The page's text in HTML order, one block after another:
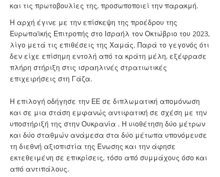
και τις πρωτοβουλίες της, προσωποποιεί την παρακμή.
Η αρχή έγινε με την επίσκεψη της προέδρου της
Ευρωπαϊκής Επιτροπής στο Ισραήλ τον Οκτώβριο του 2023,
λίγο μετά τις επιθέσεις της Χαμάς. Παρά το γεγονός ότι
δεν είχε επίσημη εντολή από τα κράτη μέλη, εξέφρασε
πλήρη στήριξη στις ισραηλινές στρατιωτικές
επιχειρήσεις στη Γάζα.
Η επιλογή οδήγησε την ΕΕ σε διπλωματική απομόνωση
και σε μια στάση εμφανώς αντιφατική σε σχέση με την
υποστήριξή της στην Ουκρανία . Η υιοθέτηση δύο μέτρων
και δύο σταθμών ανάμεσα στα δύο μέτωπα υπονόμευσε
τη διεθνή αξιοπιστία της Ένωσης και την άφησε
εκτεθειμένη σε επικρίσεις, τόσο από συμμάχους όσο και
από αντιπάλους.